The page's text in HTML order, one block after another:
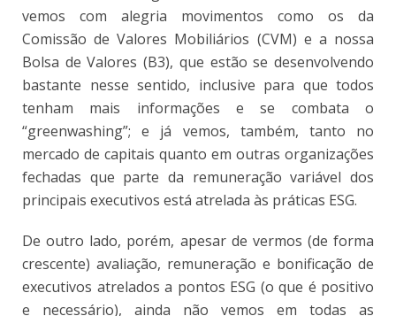
vemos com alegria movimentos como os da
Comissão de Valores Mobiliários (CVM) e a nossa
Bolsa de Valores (B3), que estão se desenvolvendo
bastante nesse sentido, inclusive para que todos
tenham mais informações e se combata o
“greenwashing”; e já vemos, também, tanto no
mercado de capitais quanto em outras organizações
fechadas que parte da remuneração variável dos
principais executivos está atrelada às práticas ESG.
De outro lado, porém, apesar de vermos (de forma
crescente) avaliação, remuneração e bonificação de
executivos atrelados a pontos ESG (o que é positivo
e necessário), ainda não vemos em todas as